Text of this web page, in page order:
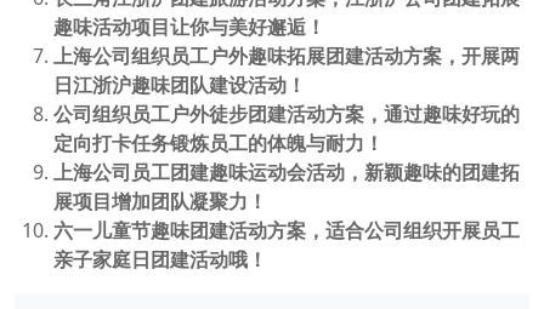
趣味活动项目让你与美好邂逅！
上海公司组织员工户外趣味拓展团建活动方案，开展两
日江浙沪趣味团队建设活动！
公司组织员工户外徒步团建活动方案，通过趣味好玩的
定向打卡任务锻炼员工的体魄与耐力！
上海公司员工团建趣味运动会活动，新颖趣味的团建拓
展项目增加团队凝聚力！
六一儿童节趣味团建活动方案，适合公司组织开展员工
亲子家庭日团建活动哦！